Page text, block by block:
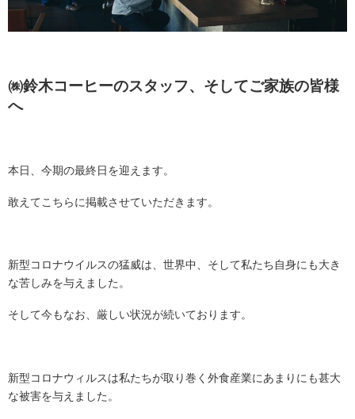
㈱鈴木コーヒーのスタッフ、そしてご家族の皆様
へ
本日、今期の最終日を迎えます。
敢えてこちらに掲載させていただきます。
新型コロナウイルスの猛威は、世界中、そして私たち自身にも大き
な苦しみを与えました。
そして今もなお、厳しい状況が続いております。
新型コロナウィルスは私たちが取り巻く外食産業にあまりにも甚大
な被害を与えました。